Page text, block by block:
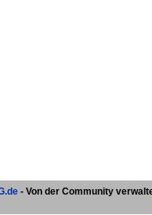
- Von der Community